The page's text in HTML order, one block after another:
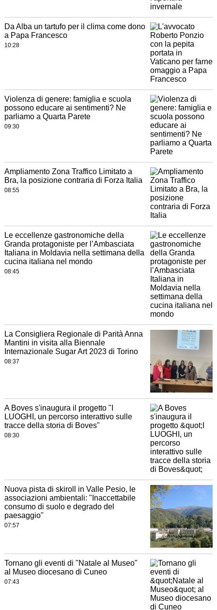
Da Alba un tartufo per il clima come dono
a Papa Francesco
10:28
Violenza di genere: famiglia e scuola
possono educare ai sentimenti? Ne
parliamo a Quarta Parete
09:30
Ampliamento Zona Traffico Limitato a
Bra, la posizione contraria di Forza Italia
08:55
Le eccellenze gastronomiche della
Granda protagoniste per l’Ambasciata
Italiana in Moldavia nella settimana della
cucina italiana nel mondo
08:45
La Consigliera Regionale di Parità Anna
Mantini in visita alla Biennale
Internazionale Sugar Art 2023 di Torino
08:37
A Boves s'inaugura il progetto "I
LUOGHI, un percorso interattivo sulle
tracce della storia di Boves"
08:30
Nuova pista di skiroll in Valle Pesio, le
associazioni ambientali: "Inaccettabile
consumo di suolo e degrado del
paesaggio"
07:57
Tornano gli eventi di "Natale al Museo"
al Museo diocesano di Cuneo
07:43